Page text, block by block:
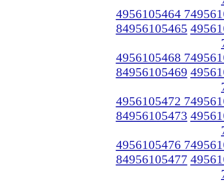
4956105464
84956105465
4956105468
84956105469
4956105472
84956105473
4956105476
84956105477